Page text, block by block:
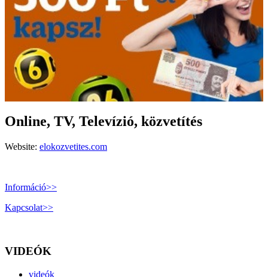
Online, TV, Televízió, közvetítés
Website: elokozvetites.com
Információ>>
Kapcsolat>>
VIDEÓK
videók